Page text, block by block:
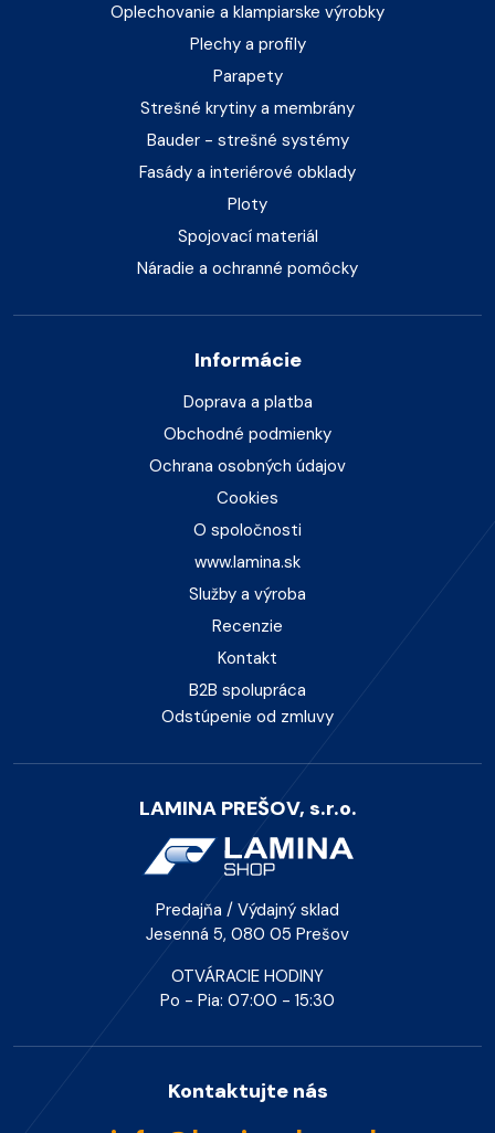
Oplechovanie a klampiarske výrobky
Plechy a profily
Parapety
Strešné krytiny a membrány
Bauder - strešné systémy
Fasády a interiérové obklady
Ploty
Spojovací materiál
Náradie a ochranné pomôcky
Informácie
Doprava a platba
Obchodné podmienky
Ochrana osobných údajov
Cookies
O spoločnosti
www.lamina.sk
Služby a výroba
Recenzie
Kontakt
B2B spolupráca
Odstúpenie od zmluvy
LAMINA PREŠOV, s.r.o.
Predajňa / Výdajný sklad
Jesenná 5, 080 05 Prešov
OTVÁRACIE HODINY
Po - Pia: 07:00 - 15:30
Kontaktujte nás